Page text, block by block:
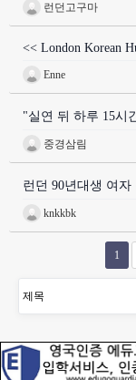
런던고구마
<< London Korean
Enne
"실연 뒤 하루 15시
중경삼림
런던 90년대생 여자
knkkbk
1